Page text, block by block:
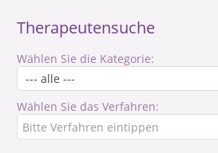
Therapeutensuche
Wählen Sie die Kategorie:
Wählen Sie das Verfahren: